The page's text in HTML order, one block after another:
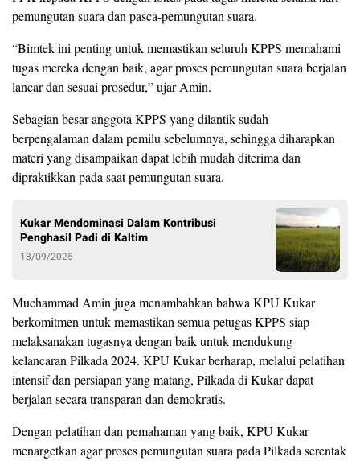
pemungutan suara dan pasca-pemungutan suara.
“Bimtek ini penting untuk memastikan seluruh KPPS memahami
tugas mereka dengan baik, agar proses pemungutan suara berjalan
lancar dan sesuai prosedur,” ujar Amin.
Sebagian besar anggota KPPS yang dilantik sudah
berpengalaman dalam pemilu sebelumnya, sehingga diharapkan
materi yang disampaikan dapat lebih mudah diterima dan
dipraktikkan pada saat pemungutan suara.
Kukar Mendominasi Dalam Kontribusi
Penghasil Padi di Kaltim
13/09/2025
Muchammad Amin juga menambahkan bahwa KPU Kukar
berkomitmen untuk memastikan semua petugas KPPS siap
melaksanakan tugasnya dengan baik untuk mendukung
kelancaran Pilkada 2024. KPU Kukar berharap, melalui pelatihan
intensif dan persiapan yang matang, Pilkada di Kukar dapat
berjalan secara transparan dan demokratis.
Dengan pelatihan dan pemahaman yang baik, KPU Kukar
menargetkan agar proses pemungutan suara pada Pilkada serentak